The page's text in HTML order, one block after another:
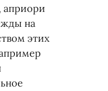
априори
на
этих